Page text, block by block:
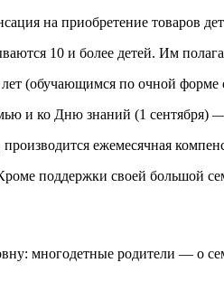
на приобретение товаров
10 и более детей. Им
(обучающимся по очной
и ко Дню знаний (1 сентября)
ежемесячная
поддержки своей большой
многодетные родители — о